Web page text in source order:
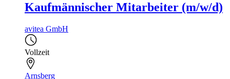
Kaufmännischer Mitarbeiter (m/w/d)
avitea GmbH
Vollzeit
Arnsberg